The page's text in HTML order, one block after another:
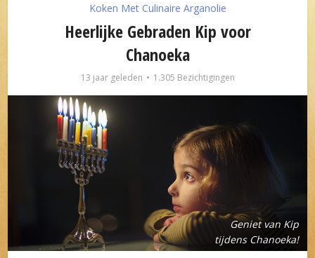
Koken Met Culinaire Arganolie
Heerlijke Gebraden Kip voor
Chanoeka
13 jaar geleden 1.305 Bezichtigingen
Geniet van Kip
tijdens Chanoeka!